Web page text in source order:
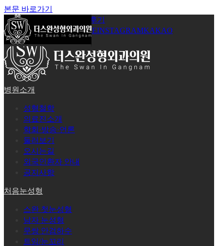
본문 바로가기
공지사항
시술후기
로그인회원가입YOUTUBEINSTAGRAMKAKAO
병원소개
성형철학
의료진소개
학회·방송·언론
둘러보기
오시는길
외국인환자 안내
공지사항
처음눈성형
스완 첫눈성형
남자 눈성형
무쌍 안검하수
트임/눈꼬리